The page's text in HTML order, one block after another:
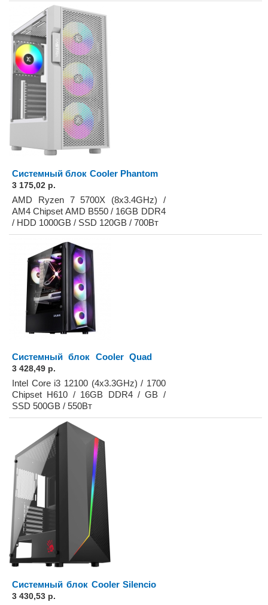
Системный блок Cooler Phantom
3 175,02 р.
AMD Ryzen 7 5700X (8x3.4GHz) /
AM4 Chipset AMD B550 / 16GB DDR4
/ HDD 1000GB / SSD 120GB / 700Вт
Системный блок Cooler Quad
3 428,49 р.
Intel Core i3 12100 (4x3.3GHz) / 1700
Chipset H610 / 16GB DDR4 / GB /
SSD 500GB / 550Вт
Системный блок Cooler Silencio
3 430,53 р.